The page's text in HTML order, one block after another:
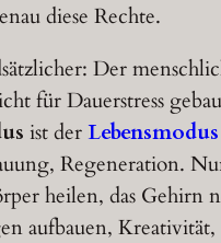
diese Rechte.
Der
für Dauerstress
ist derLebensmodus
Regeneration.
heilen, das Gehirn
aufbauen, Kreativität,